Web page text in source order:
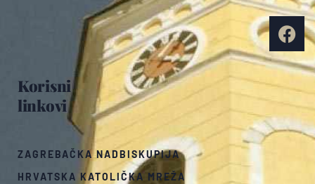
Korisni
linkovi
ZAGREBAČKA NADBISKUPIJA
HRVATSKA KATOLIČKA MREŽA